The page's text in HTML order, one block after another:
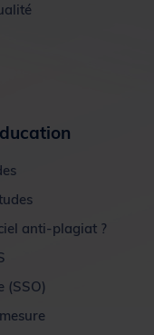
anti-plagiat ?
(SSO)